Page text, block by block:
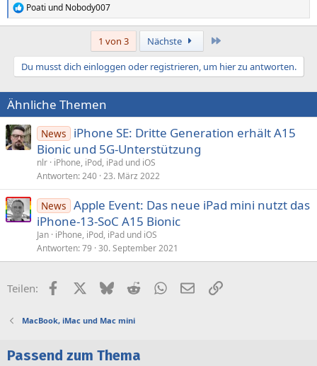
R
e
t
o
n
e
:
Poati und Nobody007
1 von 3 Nächste
Du musst dich einloggen oder registrieren, um hier zu antworten.
Ähnliche Themen
News
iPhone SE: Dritte Generation erhält A15
Bionic und 5G-Unterstützung
nlr iPhone, iPod, iPad und iOS
Antworten 240 23. März 2022
News Apple Event: Das neue iPad mini nutzt das
iPhone-13-SoC A15 Bionic
Jan iPhone, iPod, iPad und iOS
Antworten 79 30. September 2021
Teilen: FacebookX (Twitter)
BlueskyRedditWhatsApp
E-MailLink
MacBook, iMac und Mac mini
Passend zum Thema